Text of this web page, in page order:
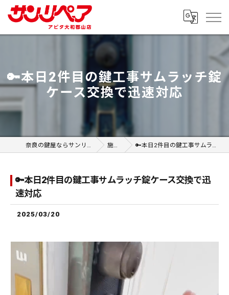
🔑本日2件目の鍵工事サムラッチ錠
ケース交換で迅速対応
奈良の鍵屋ならサンリペア アピタ大和郡山店 施工事例 🔑本日2件目の鍵工事サムラッチ錠ケース交換で迅速対応
🔑本日2件目の鍵工事サムラッチ錠ケース交換で迅
速対応
2025/03/20